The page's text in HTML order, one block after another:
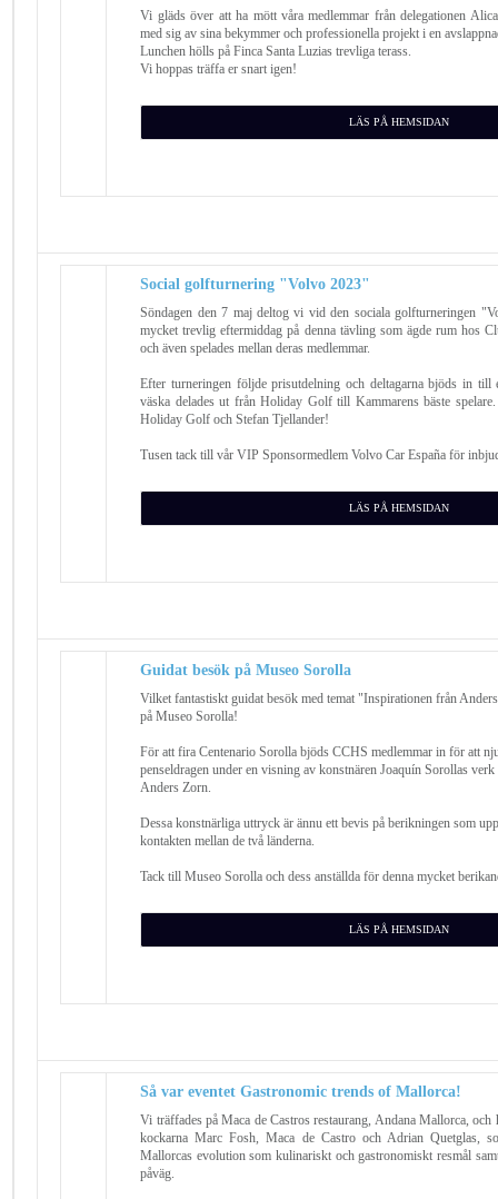
Vi gläds över att ha mött våra medlemmar från delegationen
med sig av sina bekymmer och professionella projekt i en
Lunchen hölls på Finca Santa Luzias trevliga terass.
Vi hoppas träffa er snart igen!
LÄS PÅ HEMSIDAN
Social golfturnering "Volvo 2023"
Söndagen den 7 maj deltog vi vid den sociala golfturneringen
mycket trevlig eftermiddag på denna tävling som ägde rum hos
och även spelades mellan deras medlemmar.
Efter turneringen följde prisutdelning och deltagarna bjöds in
väska delades ut från Holiday Golf till Kammarens bäste
Holiday Golf och Stefan Tjellander!
Tusen tack till vår VIP Sponsormedlem Volvo Car España för
LÄS PÅ HEMSIDAN
Guidat besök på Museo Sorolla
Vilket fantastiskt guidat besök med temat "Inspirationen från
på Museo Sorolla!
För att fira Centenario Sorolla bjöds CCHS medlemmar in för att
penseldragen under en visning av konstnären Joaquín Sorollas
Anders Zorn.
Dessa konstnärliga uttryck är ännu ett bevis på berikningen som
kontakten mellan de två länderna.
Tack till Museo Sorolla och dess anställda för denna mycket
LÄS PÅ HEMSIDAN
Så var eventet Gastronomic trends of Mallorca!
Vi träffades på Maca de Castros restaurang, Andana Mallorca, och
kockarna Marc Fosh, Maca de Castro och Adrian Quetglas,
Mallorcas evolution som kulinariskt och gastronomiskt resmål
påväg.